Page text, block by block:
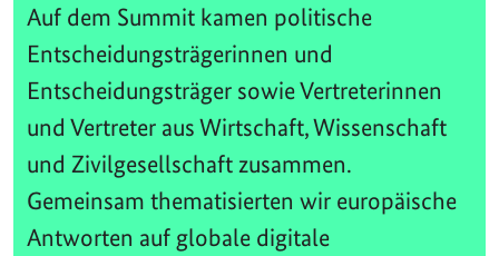
Auf dem Summit kamen politische
Entscheidungsträgerinnen und
Entscheidungsträger sowie Vertreterinnen
und Vertreter aus Wirtschaft, Wissenschaft
und Zivilgesellschaft zusammen.
Gemeinsam thematisierten wir europäische
Antworten auf globale digitale